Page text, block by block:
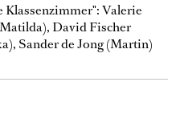
Klassenzimmer": Valerie
David Fischer
Sander de Jong (Martin)